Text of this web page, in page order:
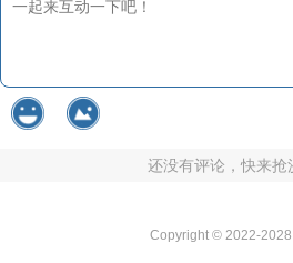
还没有评论，快来抢
Copyright © 2022-2028